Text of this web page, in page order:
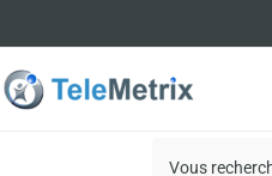
au
contenu
for: